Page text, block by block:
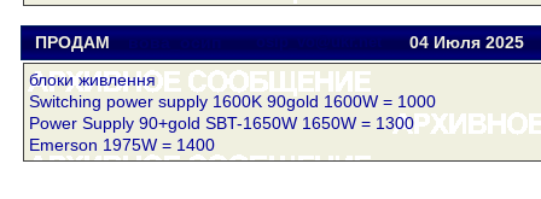
ПРОДАМ вова_осип osip_vo@ukr.net
04 Июля 2025
блоки живлення
Switching power supply 1600K 90gold 1600W = 1000
Power Supply 90+gold SBT-1650W 1650W = 1300
Emerson 1975W = 1400